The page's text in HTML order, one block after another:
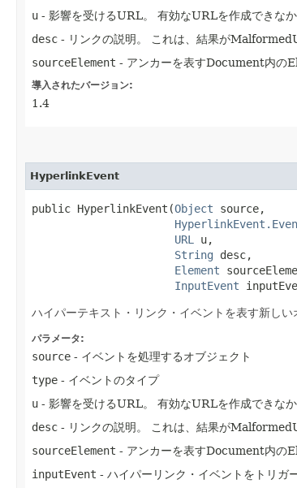
u - 影響を受けるURL。
有効なURLを作成できな
desc - リンクの説明。 これは、結果が
sourceElement - アンカーを表すDocument内の
導入されたバージョン:
1.4
HyperlinkEvent
public HyperlinkEvent​(Object source,
URL
u,
String desc,
Element
InputEvent
ハイパーテキスト・リンク・イベントを表す新しい
パラメータ:
source - イベントを処理するオブジェクト
type - イベントのタイプ
u - 影響を受けるURL。
有効なURLを作成できな
desc - リンクの説明。 これは、結果が
sourceElement - アンカーを表すDocument内の
inputEvent - ハイパーリンク・イベントをトリ